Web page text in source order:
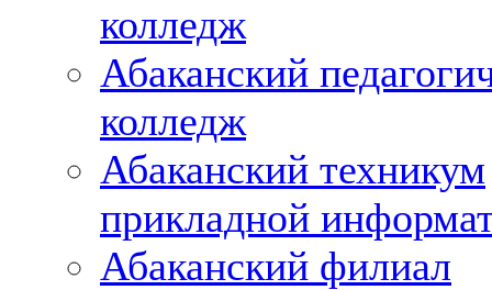
колледж
Абаканский
колледж
Абаканский техникум
прикладной
Абаканский филиал